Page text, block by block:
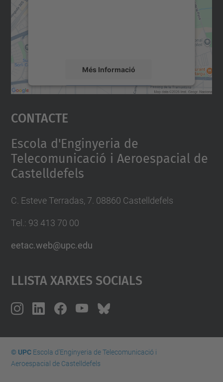
Més Informació
Accepta
powered by
Contacte
Escola d'Enginyeria de
Telecomunicació i Aeroespacial de
Castelldefels
C. Esteve Terradas, 7. 08860 Castelldefels
Tel.: 93 413 70 00
eetac.web@upc.edu
Llista Xarxes Socials
© UPCEscola d'Enginyeria de Telecomunicació i
Aeroespacial de Castelldefels